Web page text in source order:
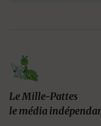
Le Mille-Pattes
le média